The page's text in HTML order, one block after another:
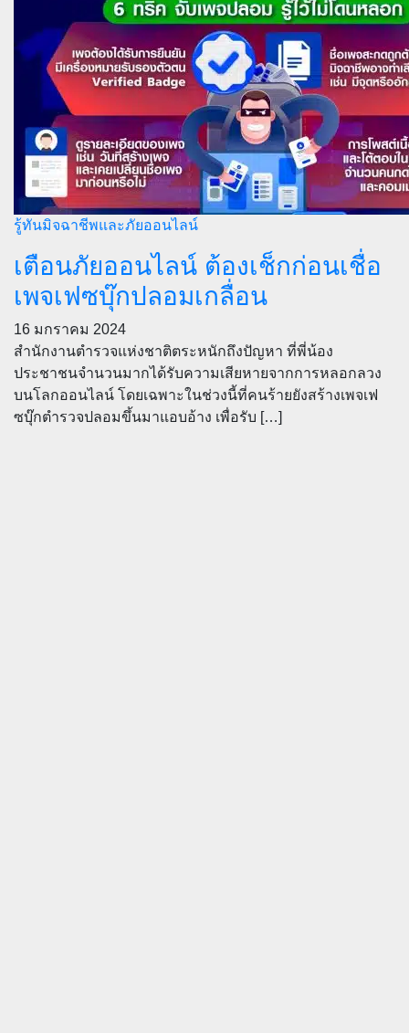
รู้ทันมิจฉาชีพและภัยออนไลน์
เตือนภัยออนไลน์ ต้องเช็กก่อนเชื่อ
เพจเฟซบุ๊กปลอมเกลื่อน
16 มกราคม 2024
สำนักงานตำรวจแห่งชาติตระหนักถึงปัญหา ที่พี่น้อง
ประชาชนจำนวนมากได้รับความเสียหายจากการหลอกลวง
บนโลกออนไลน์ โดยเฉพาะในช่วงนี้ที่คนร้ายยังสร้างเพจเฟ
ซบุ๊กตำรวจปลอมขึ้นมาแอบอ้าง เพื่อรับ […]